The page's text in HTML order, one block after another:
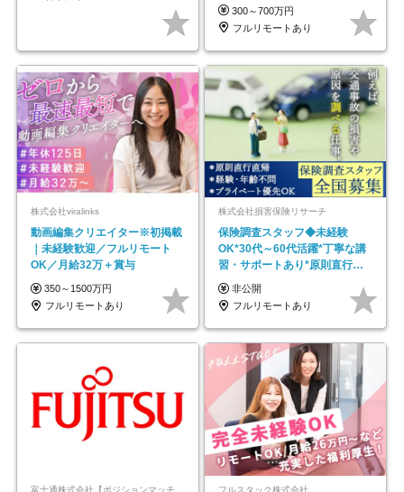
#最大1年の研修
300～700万円
フルリモートあり
株式会社viralinks
動画編集クリエイター※初掲載
｜未経験歓迎／フルリモート
OK／月給32万＋賞与
350～1500万円
フルリモートあり
株式会社損害保険リサーチ
保険調査スタッフ◆未経験
OK*30代～60代活躍*丁寧な講
習・サポートあり*原則直行直
帰／全国募集・業務委託
非公開
フルリモートあり
フルスタック株式会社